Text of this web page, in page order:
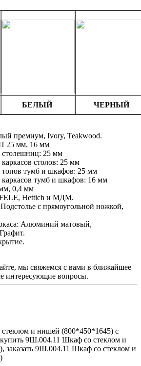
БЕЛЫЙ ЧЕРНЫЙ
премиум, Ivory, Teakwood.
25 мм, 16 мм
25 мм
столов: 25 мм
тумб и шкафов: 25 мм
тумб и шкафов: 16 мм
0,4 мм
Hettich и МДМ.
с прямоугольной ножкой,
Алюминий матовый,
мы свяжемся с вами в ближайшее
интересующие вопросы.